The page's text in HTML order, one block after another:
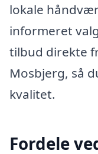
lokale
informeret
tilbud direkte
Mosbjerg, så
kvalitet.
Fordele